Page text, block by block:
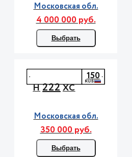
Московская обл.
4 000 000 руб.
Выбрать
Н222ХС
150
Московская обл.
350 000 руб.
Выбрать